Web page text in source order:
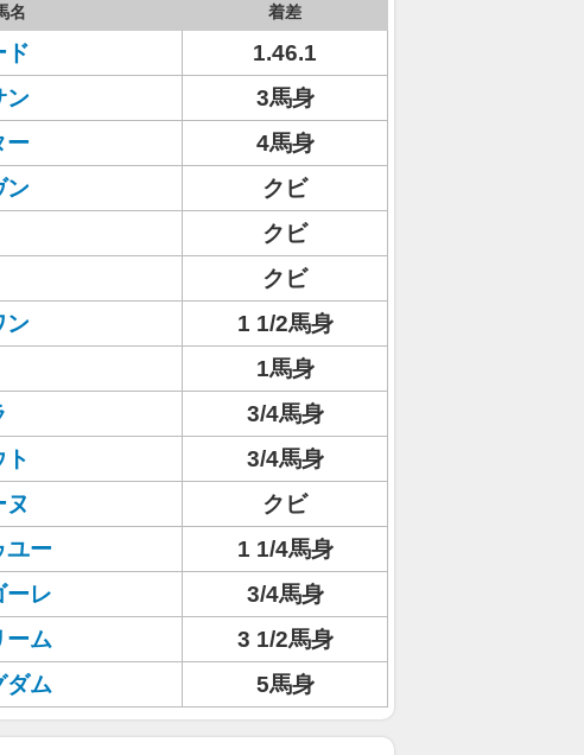
名 着差
ド
1.46.1
ン
3馬身
ー
4馬身
ン
クビ
クビ
マ
クビ
ン
1 1/2馬身
1馬身
ラ
3/4馬身
ト
3/4馬身
ヌ
クビ
ユー
1 1/4馬身
ーレ
3/4馬身
ーム
3 1/2馬身
ダム 5馬身